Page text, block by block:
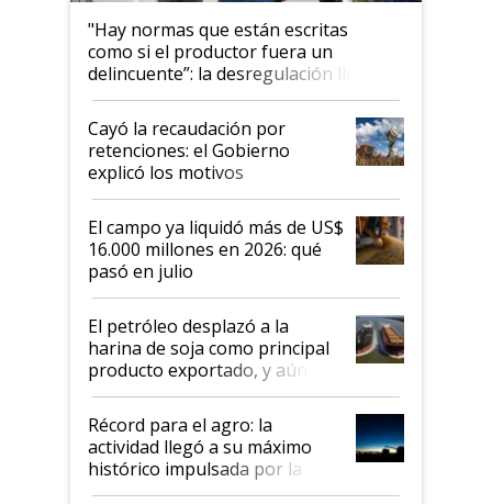
"Hay normas que están escritas
como si el productor fuera un
delincuente”: la desregulación llegó
al Congreso Aapresid y hasta se
habló del financiamiento al IPCVA
Cayó la recaudación por
retenciones: el Gobierno
explicó los motivos
El campo ya liquidó más de US$
16.000 millones en 2026: qué
pasó en julio
El petróleo desplazó a la
harina de soja como principal
producto exportado, y aún así
el agro aportó casi seis de cada
diez dólares y sostuvo el
liderazgo en un semestre
récord
Récord para el agro: la
actividad llegó a su máximo
histórico impulsada por la
cosecha y las exportaciones